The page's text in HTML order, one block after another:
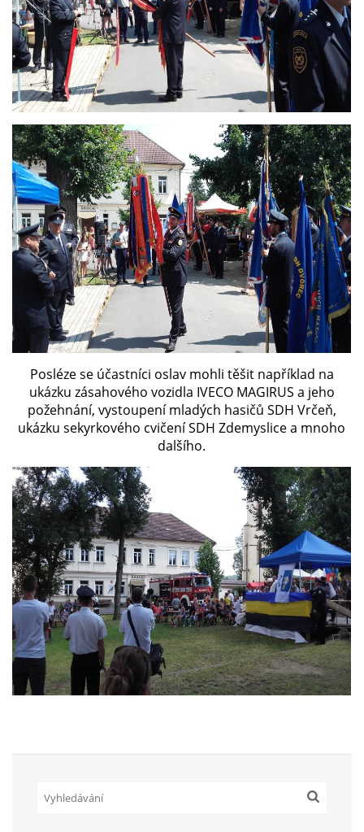
Posléze se účastníci oslav mohli těšit například na
ukázku zásahového vozidla IVECO MAGIRUS a jeho
požehnání, vystoupení mladých hasičů SDH Vrčeň,
ukázku sekyrkového cvičení SDH Zdemyslice a mnoho
dalšího.